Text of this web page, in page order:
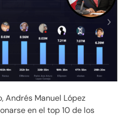
Andrés Manuel López
en el top 10 de los